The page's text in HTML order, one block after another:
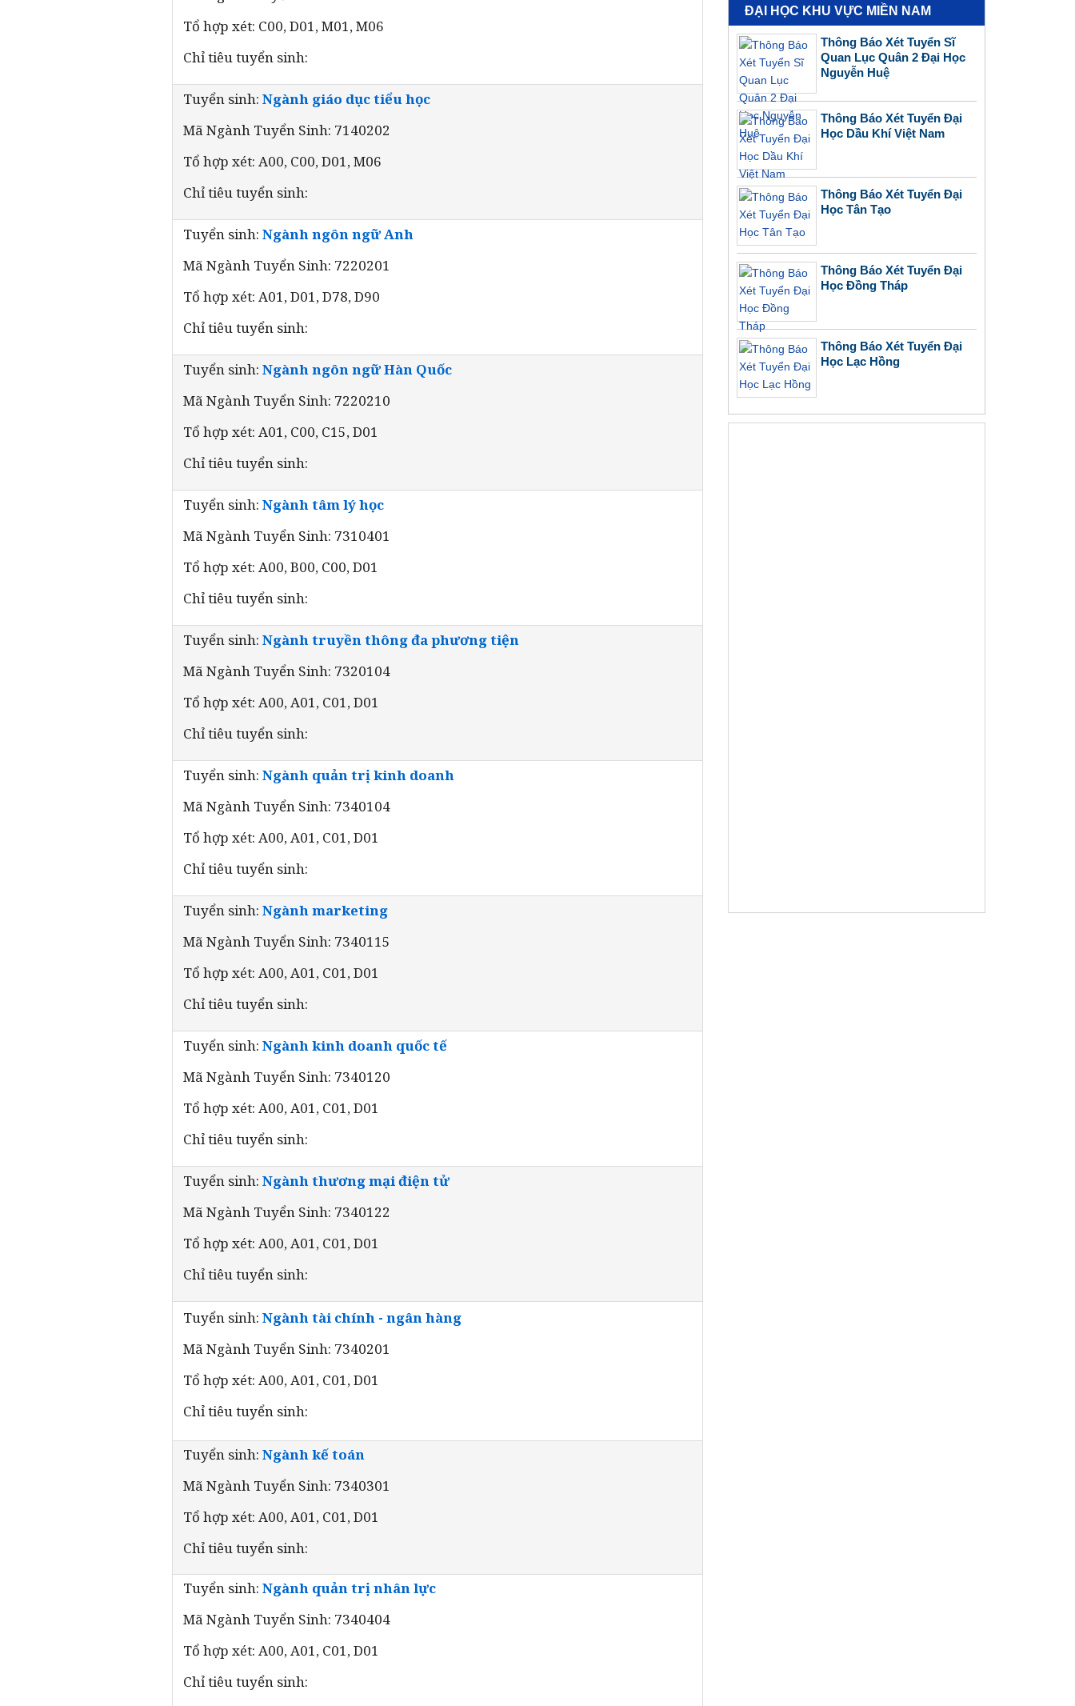
Tổ hợp xét: C00, D01, M01, M06
Chỉ tiêu tuyển sinh:
Tuyển sinh:Ngành giáo dục tiểu học
Mã Ngành Tuyển Sinh: 7140202
Tổ hợp xét: A00, C00, D01, M06
Chỉ tiêu tuyển sinh:
Tuyển sinh:Ngành ngôn ngữ Anh
Mã Ngành Tuyển Sinh: 7220201
Tổ hợp xét: A01, D01, D78, D90
Chỉ tiêu tuyển sinh:
Tuyển sinh:Ngành ngôn ngữ Hàn Quốc
Mã Ngành Tuyển Sinh: 7220210
Tổ hợp xét: A01, C00, C15, D01
Chỉ tiêu tuyển sinh:
Tuyển sinh:Ngành tâm lý học
Mã Ngành Tuyển Sinh: 7310401
Tổ hợp xét: A00, B00, C00, D01
Chỉ tiêu tuyển sinh:
Tuyển sinh:Ngành truyền thông đa phương tiện
Mã Ngành Tuyển Sinh: 7320104
Tổ hợp xét: A00, A01, C01, D01
Chỉ tiêu tuyển sinh:
Tuyển sinh:Ngành quản trị kinh doanh
Mã Ngành Tuyển Sinh: 7340104
Tổ hợp xét: A00, A01, C01, D01
Chỉ tiêu tuyển sinh:
Tuyển sinh:Ngành marketing
Mã Ngành Tuyển Sinh: 7340115
Tổ hợp xét: A00, A01, C01, D01
Chỉ tiêu tuyển sinh:
Tuyển sinh:Ngành kinh doanh quốc tế
Mã Ngành Tuyển Sinh: 7340120
Tổ hợp xét: A00, A01, C01, D01
Chỉ tiêu tuyển sinh:
Tuyển sinh:Ngành thương mại điện tử
Mã Ngành Tuyển Sinh: 7340122
Tổ hợp xét: A00, A01, C01, D01
Chỉ tiêu tuyển sinh:
Tuyển sinh:Ngành tài chính - ngân hàng
Mã Ngành Tuyển Sinh: 7340201
Tổ hợp xét: A00, A01, C01, D01
Chỉ tiêu tuyển sinh:
Tuyển sinh:Ngành kế toán
Mã Ngành Tuyển Sinh: 7340301
Tổ hợp xét: A00, A01, C01, D01
Chỉ tiêu tuyển sinh:
Tuyển sinh:Ngành quản trị nhân lực
Mã Ngành Tuyển Sinh: 7340404
Tổ hợp xét: A00, A01, C01, D01
Chỉ tiêu tuyển sinh:
ĐẠI HỌC KHU VỰC MIỀN NAM
Thông Báo Xét Tuyển Sĩ
Quan Lục Quân 2 Đại Học
Nguyễn Huệ
Thông Báo Xét Tuyển Đại
Học Dầu Khí Việt Nam
Thông Báo Xét Tuyển Đại
Học Tân Tạo
Thông Báo Xét Tuyển Đại
Học Đồng Tháp
Thông Báo Xét Tuyển Đại
Học Lạc Hồng